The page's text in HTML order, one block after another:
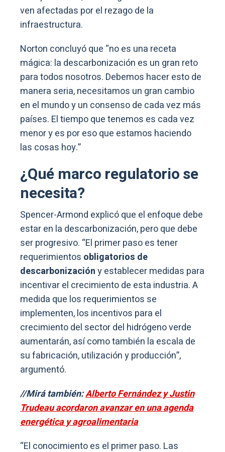
ven afectadas por el rezago de la
infraestructura.
Norton concluyó que “no es una receta
mágica: la descarbonización es un gran reto
para todos nosotros. Debemos hacer esto de
manera seria, necesitamos un gran cambio
en el mundo y un consenso de cada vez más
países. El tiempo que tenemos es cada vez
menor y es por eso que estamos haciendo
las cosas hoy.”
¿Qué marco regulatorio se
necesita?
Spencer-Armond explicó que el enfoque debe
estar en la descarbonización, pero que debe
ser progresivo. “El primer paso es tener
requerimientos obligatorios de
descarbonizacióny establecer medidas para
incentivar el crecimiento de esta industria. A
medida que los requerimientos se
implementen, los incentivos para el
crecimiento del sector del hidrógeno verde
aumentarán, así como también la escala de
su fabricación, utilización y producción”,
argumentó.
//Mirá también:Alberto Fernández y Justin
Trudeau acordaron avanzar en una agenda
energética y agroalimentaria
“El conocimiento es el primer paso. Las